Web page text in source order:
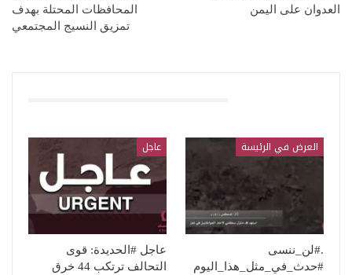
العدوان على اليمن
المحافظات المحتلة بهدف
تمزيق النسيج المجتمعي
العرض في الرئيسة
.#لن_ننسى
#حدث_في_مثل_هذا_اليوم
عاجل
عاجل #الحديدة: قوى
التحالف ترتكب 44 خرق